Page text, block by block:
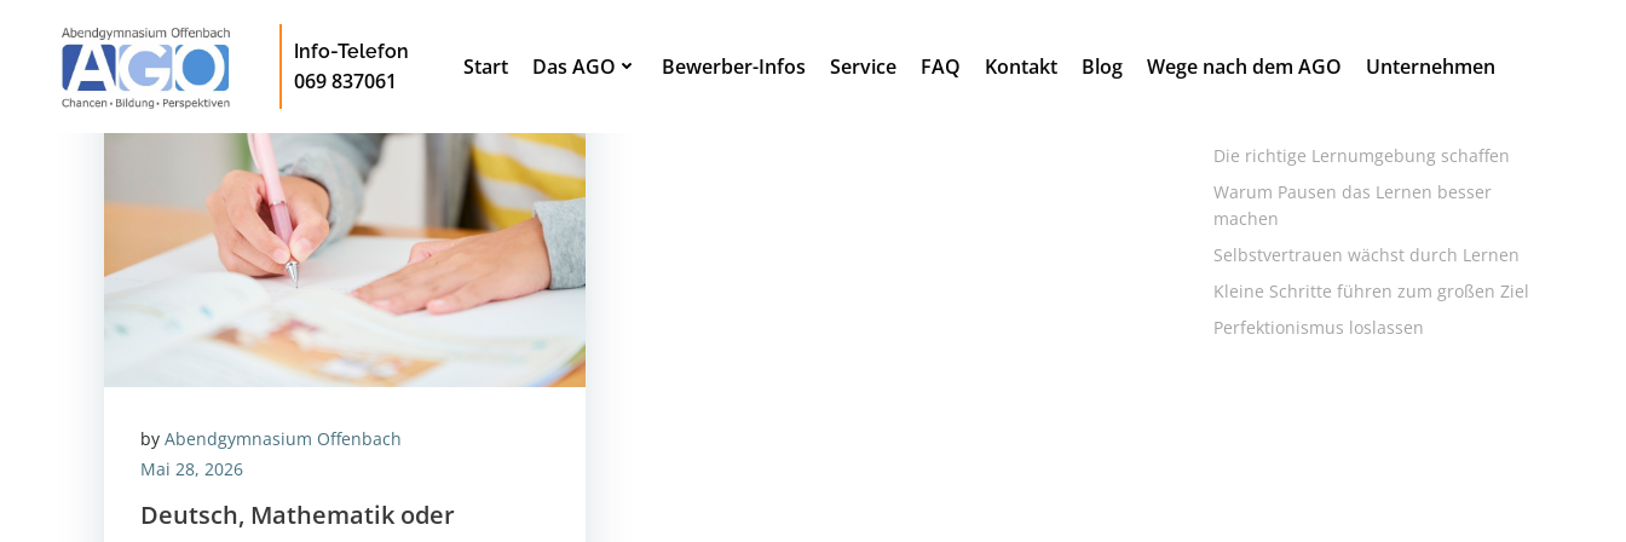
springen
Info-Telefon
069 837061
Start Das AGO Bewerber-Infos Service FAQ Kontakt Blog Wege nach dem AGO Unternehmen
by Abendgymnasium Offenbach
Mai 28, 2026
Deutsch, Mathematik oder
for:
Die richtige Lernumgebung schaffen
Warum Pausen das Lernen besser
machen
Selbstvertrauen wächst durch Lernen
Kleine Schritte führen zum großen Ziel
Perfektionismus loslassen